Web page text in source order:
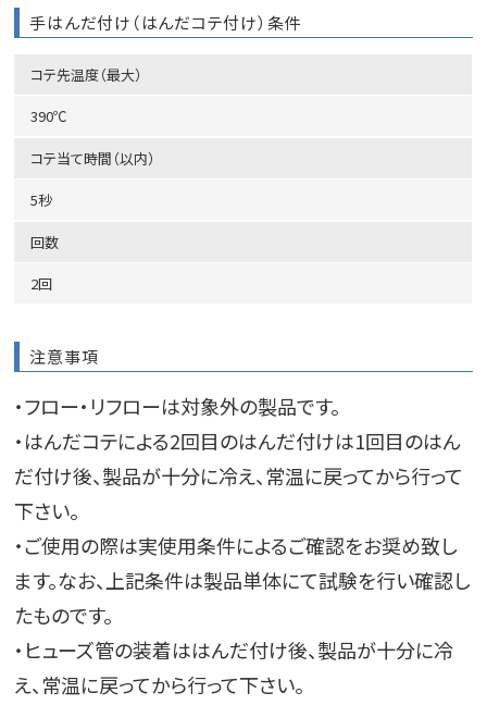
手はんだ付け（はんだコテ付け）条件
コテ先温度（最大）
390℃
コテ当て時間（以内）
5秒
回数
2回
注意事項
・フロー・リフローは対象外の製品です。
・はんだコテによる2回目のはんだ付けは1回目のはん
だ付け後、製品が十分に冷え、常温に戻ってから行って
下さい。
・ご使用の際は実使用条件によるご確認をお奨め致し
ます。なお、上記条件は製品単体にて試験を行い確認し
たものです。
・ヒューズ管の装着ははんだ付け後、製品が十分に冷
え、常温に戻ってから行って下さい。